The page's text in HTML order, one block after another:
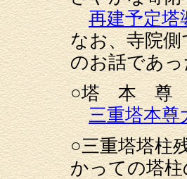
再建予定塔
なお、寺院
のお話であ
○塔 本 尊
三重塔本尊
○三重塔塔柱
かっての塔